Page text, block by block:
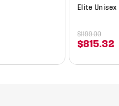
Elite Unisex
$815 32
$1199.00